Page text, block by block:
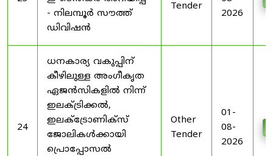
- നിലമ്പൂർ സൗത്ത്
ഡിവിഷൻ
Tender
2026
24
ധനകാര്യ വകുപ്പിന്
കീഴിലുള്ള അംഗീകൃത
ഏജൻസികളിൽ നിന്ന്
ഇലക്ട്രിക്കൽ,
ഇലക്ട്രോണിക്സ്
ജോലികൾക്കായി
പ്രൊപ്പോസൽ
Other
Tender
01-
08-
2026